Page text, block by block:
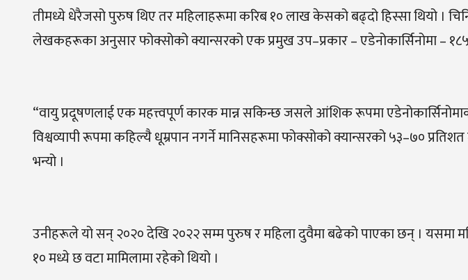
तीमध्ये धेरैजसो पुरुष थिए तर महिलाहरूमा करिब १० लाख केसको बढ्दो हिस्सा थियो ।
लेखकहरूका अनुसार फोक्सोको क्यान्सरको एक प्रमुख उप–प्रकार – एडेनोकार्सिनोमा –
“वायु प्रदूषणलाई एक महत्त्वपूर्ण कारक मान्न सकिन्छ जसले आंशिक रूपमा
विश्वव्यापी रूपमा कहिल्यै धूम्रपान नगर्ने मानिसहरूमा फोक्सोको क्यान्सरको ५३–७०
भन्यो ।
उनीहरूले यो सन् २०२० देखि २०२२ सम्म पुरुष र महिला दुवैमा बढेको पाएका छन् । यसमा
१० मध्ये छ वटा मामिलामा रहेको थियो ।